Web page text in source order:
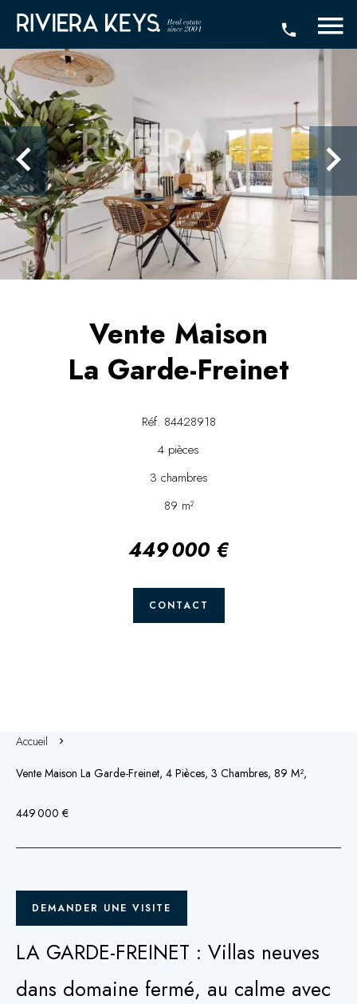
Vente Maison
La Garde-Freinet
Réf. 84428918
4 pièces
3 chambres
89 m²
449 000 €
CONTACT
Accueil
Vente Maison La Garde-Freinet, 4 Pièces, 3 Chambres, 89 M²,
449 000 €
DEMANDER UNE VISITE
LA GARDE-FREINET : Villas neuves
dans domaine fermé, au calme avec